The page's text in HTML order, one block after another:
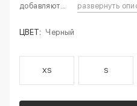
добавляют...
развернуть
ЦВЕТ: Черный
XS S